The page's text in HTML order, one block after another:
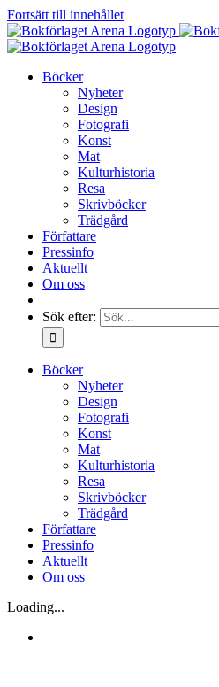
Fortsätt till innehållet
Böcker
Nyheter
Design
Fotografi
Konst
Mat
Kulturhistoria
Resa
Skrivböcker
Trädgård
Författare
Pressinfo
Aktuellt
Om oss
Sök efter:
Böcker
Nyheter
Design
Fotografi
Konst
Mat
Kulturhistoria
Resa
Skrivböcker
Trädgård
Författare
Pressinfo
Aktuellt
Om oss
Loading...